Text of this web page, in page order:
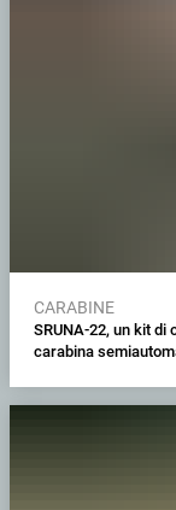
CARABINE
SRUNA-22, un kit
carabina